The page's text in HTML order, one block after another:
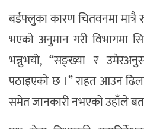
बर्डफ्लुका कारण चितवनमा मात्रै
भएको अनुमान गरी विभागमा
भन्नुभयो, “सङ्ख्या र
पठाइएको छ ।” राहत आउन
समेत जानकारी नभएको उहाँले